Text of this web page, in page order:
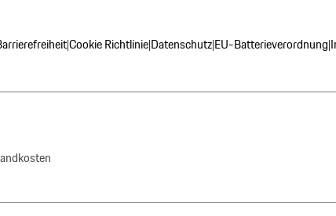
|Cookie Richtlinie|Datenschutz|EU-Batterieverordnung|